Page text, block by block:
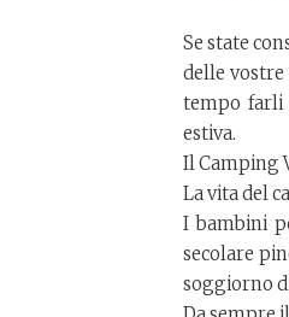
Se state
delle
tempo farli
estiva.
Il Camping
La vita del
I bambini
secolare
soggiorno